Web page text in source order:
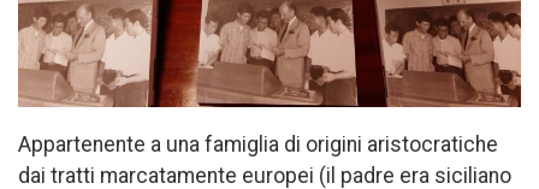
Appartenente a una famiglia di origini aristocratiche
dai tratti marcatamente europei (il padre era siciliano